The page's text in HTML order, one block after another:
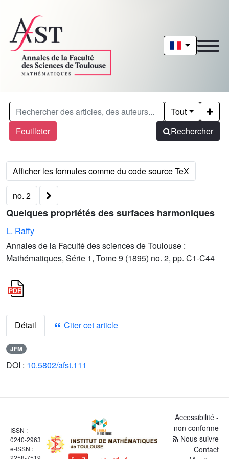
Feuilleter
Tout
Rechercher
no. 2
Quelques propriétés des surfaces harmoniques
L. Raffy
Annales de la Faculté des sciences de Toulouse :
Mathématiques, Série 1, Tome 9 (1895) no. 2, pp. C1-C44
Détail Citer cet article
JFM
DOI : 10.5802/afst.111
ISSN :
0240-2963
e-ISSN :
Accessibilité -
non conforme
Nous suivre
Contact